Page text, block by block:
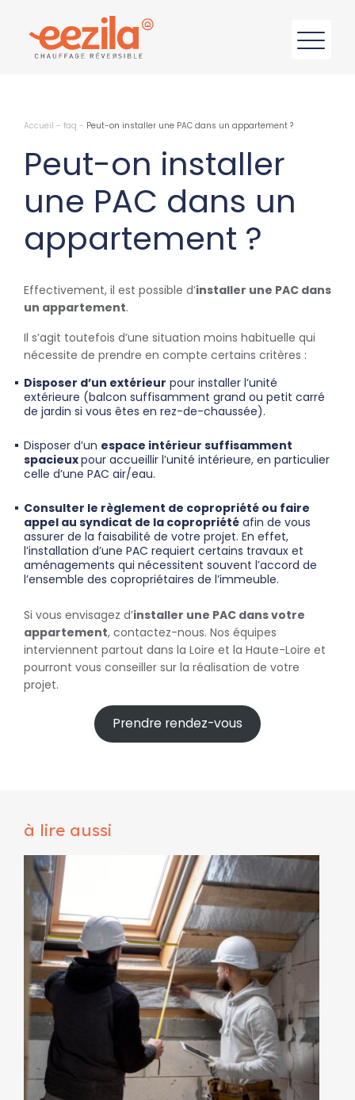
Accueil - faq - Peut-on installer une PAC dans un appartement ?
Peut-on installer
une PAC dans un
appartement ?
Effectivement, il est possible d’installer une PAC dans
un appartement.
Il s’agit toutefois d’une situation moins habituelle qui
nécessite de prendre en compte certains critères :
Disposer d’un extérieur pour installer l’unité
extérieure (balcon suffisamment grand ou petit carré
de jardin si vous êtes en rez-de-chaussée).
Disposer d’un espace intérieur suffisamment
spacieuxpour accueillir l’unité intérieure, en particulier
celle d’une PAC air/eau.
Consulter le règlement de copropriété ou faire
appel au syndicat de la copropriété afin de vous
assurer de la faisabilité de votre projet. En effet,
l’installation d’une PAC requiert certains travaux et
aménagements qui nécessitent souvent l’accord de
l’ensemble des copropriétaires de l’immeuble.
Si vous envisagez d’installer une PAC dans votre
appartement, contactez-nous. Nos équipes
interviennent partout dans la Loire et la Haute-Loire et
pourront vous conseiller sur la réalisation de votre
projet.
Prendre rendez-vous
à lire aussi